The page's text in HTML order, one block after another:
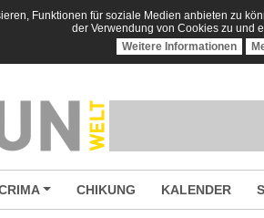
Funktionen für soziale Medien anbieten zu
der Verwendung von Cookies zu und
Weitere Informationen
CHIKUNG KALENDER